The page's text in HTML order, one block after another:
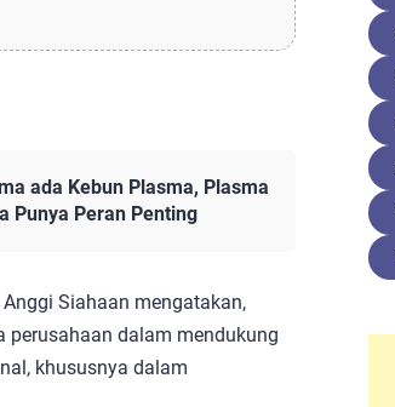
ada Kebun Plasma, Plasma
Punya Peran Penting
Siahaan mengatakan,
perusahaan dalam mendukung
khususnya dalam